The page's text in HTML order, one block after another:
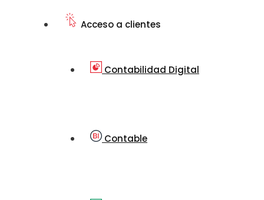
Acceso a clientes
Contabilidad Digital
Contable